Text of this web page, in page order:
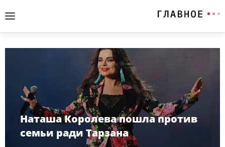
Наташа Королева пошла против
семьи ради Тарзана